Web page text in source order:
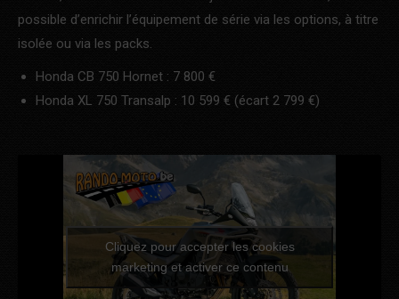
possible d’enrichir l’équipement de série via les options, à titre
isolée ou via les packs.
Honda CB 750 Hornet : 7 800 €
Honda XL 750 Transalp : 10 599 € (écart 2 799 €)
Cliquez pour accepter les cookies
marketing et activer ce contenu